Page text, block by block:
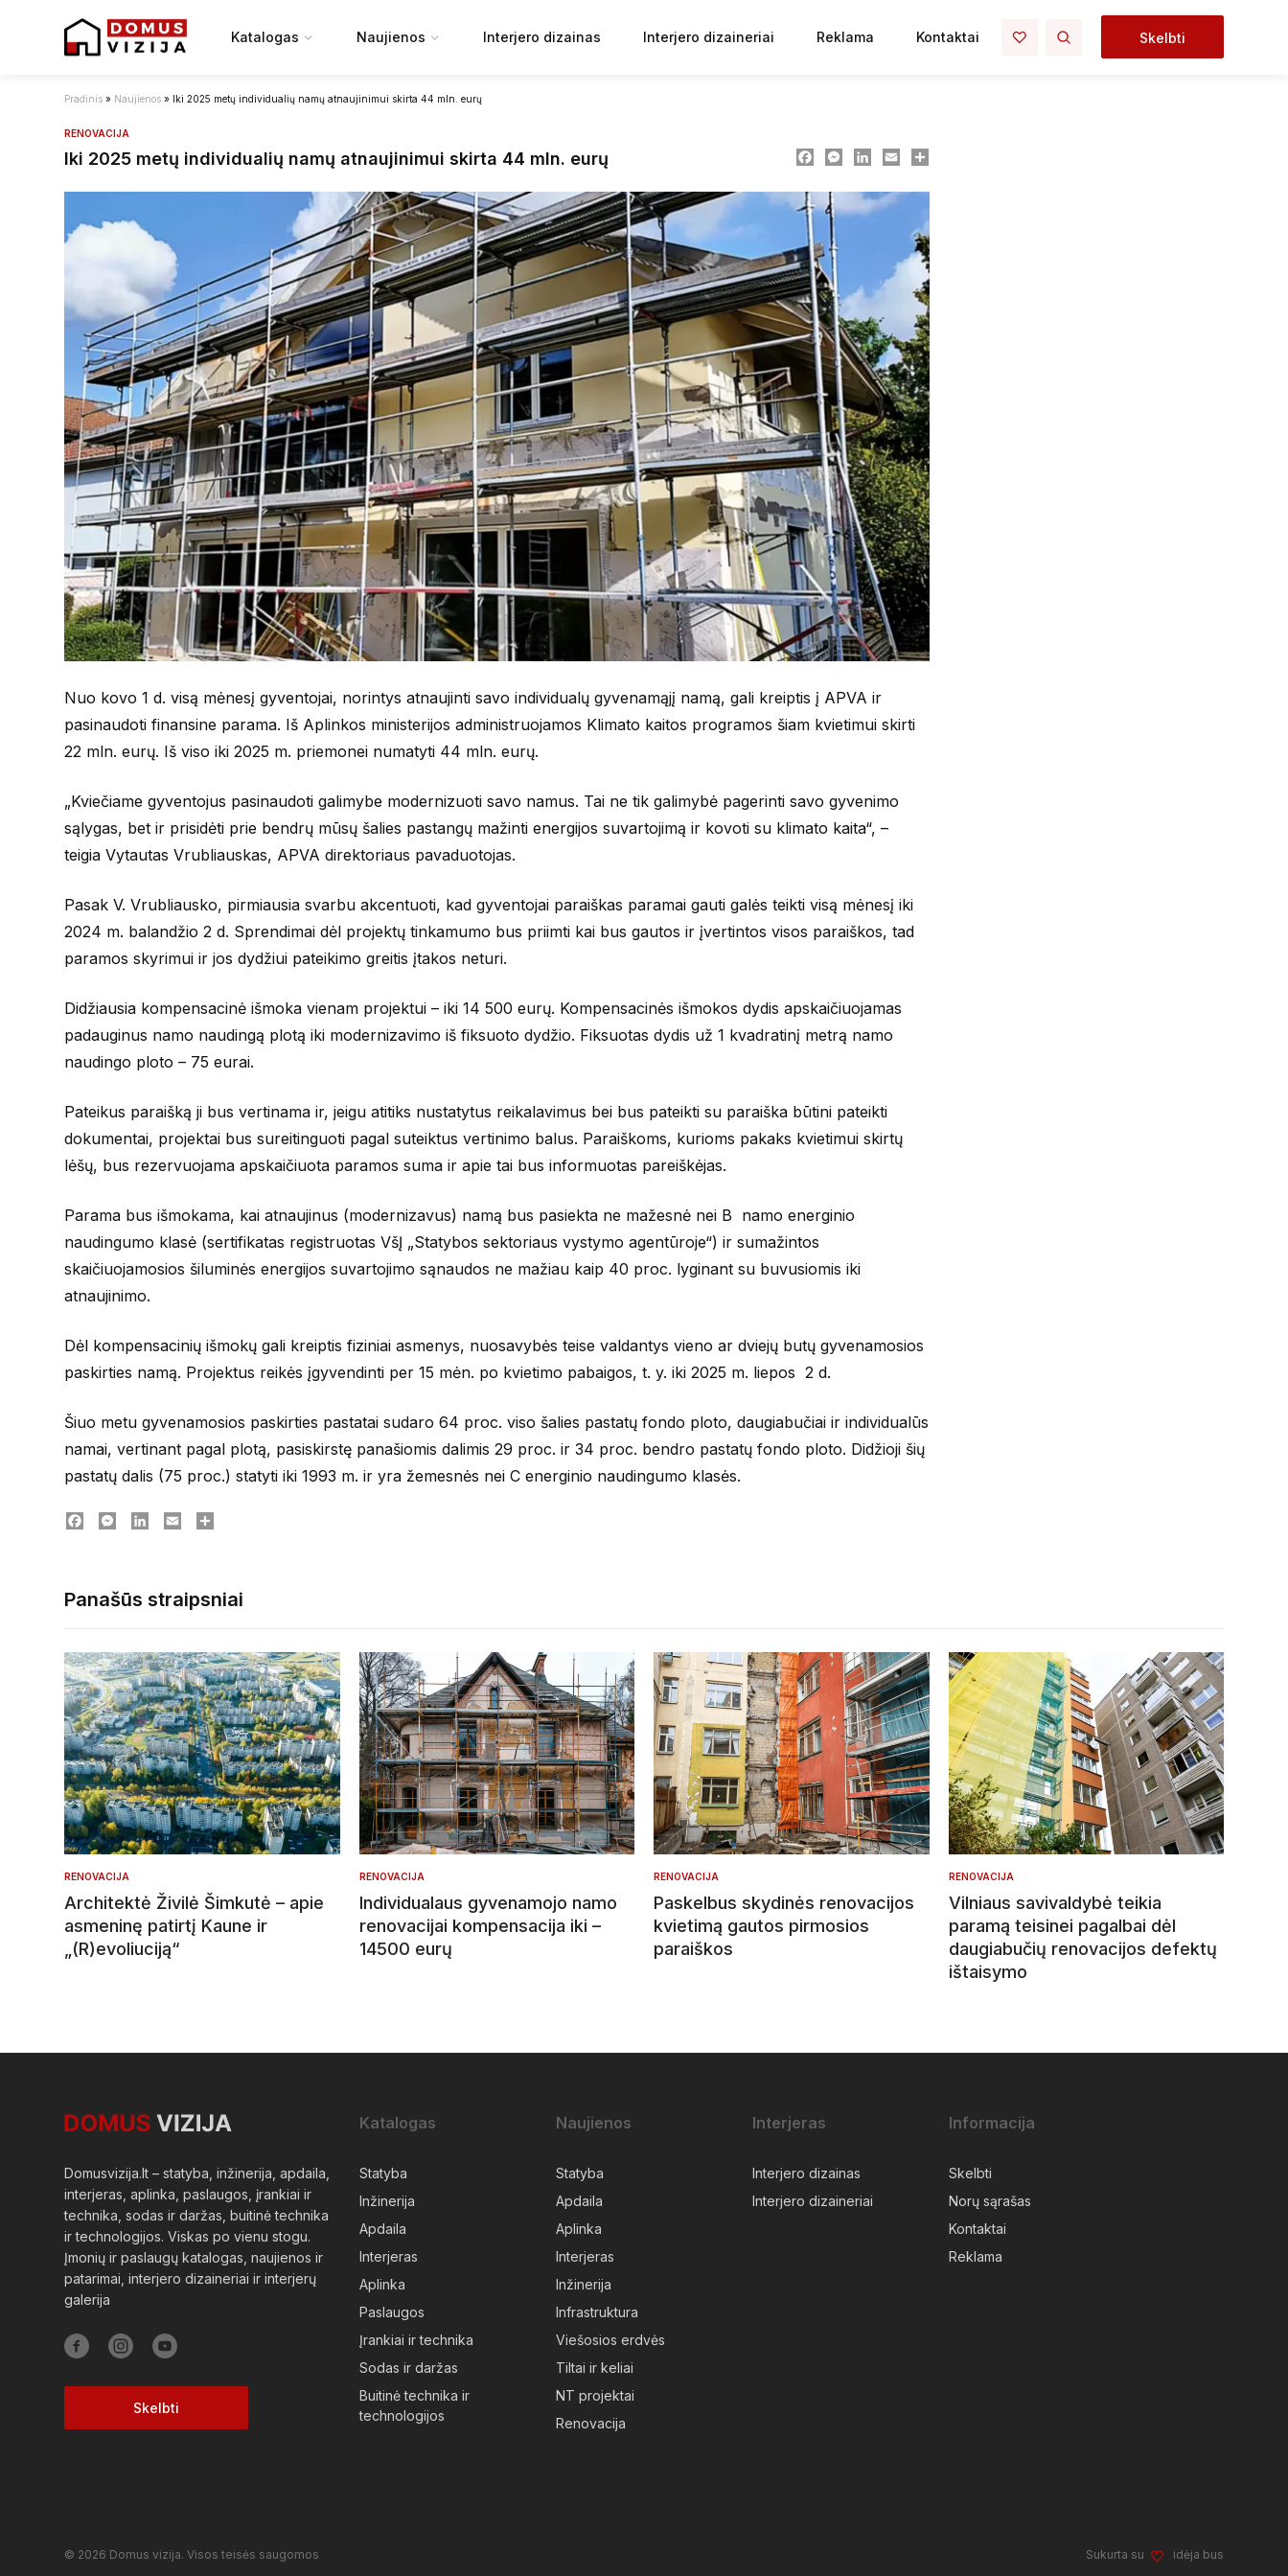
Katalogas Naujienos Interjero dizainas Interjero dizaineriai Reklama Kontaktai Skelbti
Pradinis » Naujienos » Iki 2025 metų individualių namų atnaujinimui skirta 44 mln. eurų
RENOVACIJA
Iki 2025 metų individualių namų atnaujinimui skirta 44 mln. eurų FacebookMessenger
LinkedIn
Email
Nuo kovo 1 d. visą mėnesį gyventojai, norintys atnaujinti savo individualų gyvenamąjį namą, gali kreiptis į APVA ir
pasinaudoti finansine parama. Iš Aplinkos ministerijos administruojamos Klimato kaitos programos šiam kvietimui skirti
22 mln. eurų. Iš viso iki 2025 m. priemonei numatyti 44 mln. eurų.
„Kviečiame gyventojus pasinaudoti galimybe modernizuoti savo namus. Tai ne tik galimybė pagerinti savo gyvenimo
sąlygas, bet ir prisidėti prie bendrų mūsų šalies pastangų mažinti energijos suvartojimą ir kovoti su klimato kaita“, –
teigia Vytautas Vrubliauskas, APVA direktoriaus pavaduotojas.
Pasak V. Vrubliausko, pirmiausia svarbu akcentuoti, kad gyventojai paraiškas paramai gauti galės teikti visą mėnesį iki
2024 m. balandžio 2 d. Sprendimai dėl projektų tinkamumo bus priimti kai bus gautos ir įvertintos visos paraiškos, tad
paramos skyrimui ir jos dydžiui pateikimo greitis įtakos neturi.
Didžiausia kompensacinė išmoka vienam projektui – iki 14 500 eurų. Kompensacinės išmokos dydis apskaičiuojamas
padauginus namo naudingą plotą iki modernizavimo iš fiksuoto dydžio. Fiksuotas dydis už 1 kvadratinį metrą namo
naudingo ploto – 75 eurai.
Pateikus paraišką ji bus vertinama ir, jeigu atitiks nustatytus reikalavimus bei bus pateikti su paraiška būtini pateikti
dokumentai, projektai bus sureitinguoti pagal suteiktus vertinimo balus. Paraiškoms, kurioms pakaks kvietimui skirtų
lėšų, bus rezervuojama apskaičiuota paramos suma ir apie tai bus informuotas pareiškėjas.
Parama bus išmokama, kai atnaujinus (modernizavus) namą bus pasiekta ne mažesnė nei B namo energinio
naudingumo klasė (sertifikatas registruotas VšĮ „Statybos sektoriaus vystymo agentūroje“) ir sumažintos
skaičiuojamosios šiluminės energijos suvartojimo sąnaudos ne mažiau kaip 40 proc. lyginant su buvusiomis iki
atnaujinimo.
Dėl kompensacinių išmokų gali kreiptis fiziniai asmenys, nuosavybės teise valdantys vieno ar dviejų butų gyvenamosios
paskirties namą. Projektus reikės įgyvendinti per 15 mėn. po kvietimo pabaigos, t. y. iki 2025 m. liepos 2 d.
Šiuo metu gyvenamosios paskirties pastatai sudaro 64 proc. viso šalies pastatų fondo ploto, daugiabučiai ir individualūs
namai, vertinant pagal plotą, pasiskirstę panašiomis dalimis 29 proc. ir 34 proc. bendro pastatų fondo ploto. Didžioji šių
pastatų dalis (75 proc.) statyti iki 1993 m. ir yra žemesnės nei C energinio naudingumo klasės.
FacebookMessengerLinkedInEmail
Panašūs straipsniai
RENOVACIJA
Architektė Živilė Šimkutė – apie
asmeninę patirtį Kaune ir
„(R)evoliuciją“
RENOVACIJA
Individualaus gyvenamojo namo
renovacijai kompensacija iki –
14500 eurų
RENOVACIJA
Paskelbus skydinės renovacijos
kvietimą gautos pirmosios
paraiškos
RENOVACIJA
Vilniaus savivaldybė teikia
paramą teisinei pagalbai dėl
daugiabučių renovacijos defektų
ištaisymo
Domusvizija.lt – statyba, inžinerija, apdaila,
interjeras, aplinka, paslaugos, įrankiai ir
technika, sodas ir daržas, buitinė technika
ir technologijos. Viskas po vienu stogu.
Įmonių ir paslaugų katalogas, naujienos ir
patarimai, interjero dizaineriai ir interjerų
galerija
Skelbti
Katalogas
Statyba
Inžinerija
Apdaila
Interjeras
Aplinka
Paslaugos
Įrankiai ir technika
Sodas ir daržas
Buitinė technika ir
technologijos
Naujienos
Statyba
Apdaila
Aplinka
Interjeras
Inžinerija
Infrastruktura
Viešosios erdvės
Tiltai ir keliai
NT projektai
Renovacija
Interjeras
Interjero dizainas
Interjero dizaineriai
Informacija
Skelbti
Norų sąrašas
Kontaktai
Reklama
© 2026 Domus vizija. Visos teisės saugomos Sukurta su idėja bus